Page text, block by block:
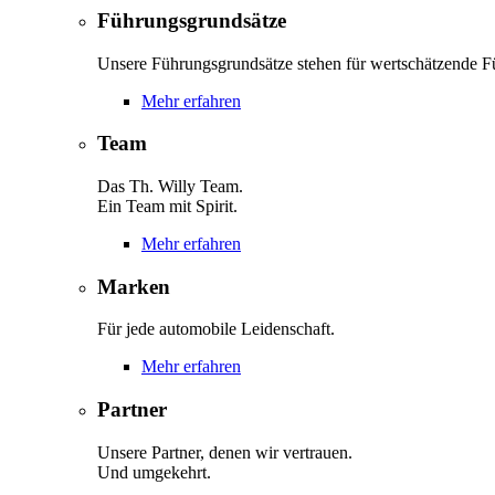
Führungsgrundsätze
Unsere Führungsgrundsätze stehen für wertschätzende
Mehr erfahren
Team
Das Th. Willy Team.
Ein Team mit Spirit.
Mehr erfahren
Marken
Für jede automobile Leidenschaft.
Mehr erfahren
Partner
Unsere Partner, denen wir vertrauen.
Und umgekehrt.